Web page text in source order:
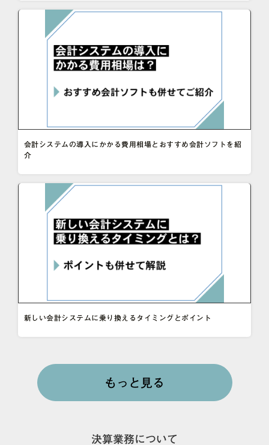
会計システムの導入にかかる費用相場とおすすめ会計ソフトを紹
介
新しい会計システムに乗り換えるタイミングとポイント
もっと見る
決算業務について